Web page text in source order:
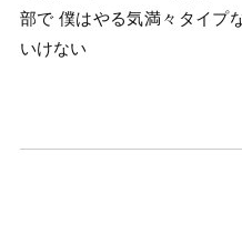
部で 僕はやる気満々タイプ
いけない